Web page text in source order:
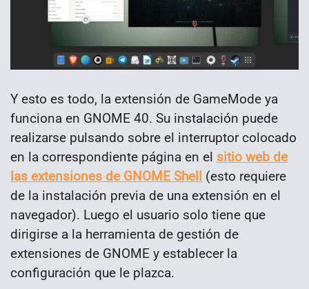
Y esto es todo, la extensión de GameMode ya
funciona en GNOME 40. Su instalación puede
realizarse pulsando sobre el interruptor colocado
en la correspondiente página en el sitio web de
las extensiones de GNOME Shell (esto requiere
de la instalación previa de una extensión en el
navegador). Luego el usuario solo tiene que
dirigirse a la herramienta de gestión de
extensiones de GNOME y establecer la
configuración que le plazca.